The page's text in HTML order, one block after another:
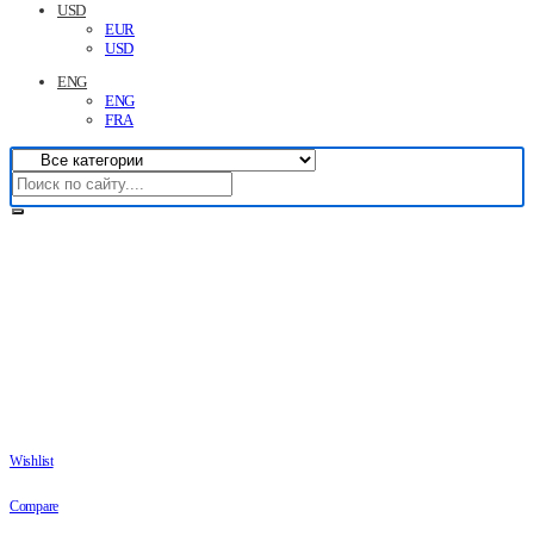
USD
EUR
USD
ENG
ENG
FRA
Wishlist
Compare